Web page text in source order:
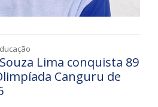
Lima conquista 89
Canguru de